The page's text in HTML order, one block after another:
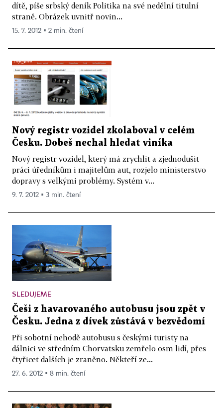
dítě, píše srbský deník Politika na své nedělní titulní
straně. Obrázek uvnitř novin...
15. 7. 2012 ▪ 2 min. čtení
Nový registr vozidel zkolaboval v celém
Česku. Dobeš nechal hledat viníka
Nový registr vozidel, který má zrychlit a zjednodušit
práci úředníkům i majitelům aut, rozjelo ministerstvo
dopravy s velkými problémy. Systém v...
9. 7. 2012 ▪ 3 min. čtení
SLEDUJEME
Češi z havarovaného autobusu jsou zpět v
Česku. Jedna z dívek zůstává v bezvědomí
Při sobotní nehodě autobusu s českými turisty na
dálnici ve středním Chorvatsku zemřelo osm lidí, přes
čtyřicet dalších je zraněno. Někteří ze...
27. 6. 2012 ▪ 8 min. čtení